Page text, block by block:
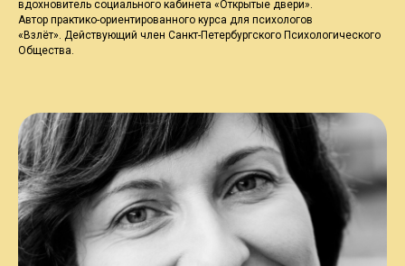
вдохновитель социального кабинета «Открытые двери».
Автор практико-ориентированного курса для психологов
«Взлёт». Действующий член Санкт-Петербургского Психологического
Общества.